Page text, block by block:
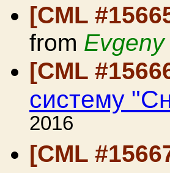
[CML
from
[CML
систему
2016
[CML